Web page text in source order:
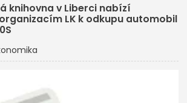
knihovna v Liberci nabízí
LK k odkupu automobil